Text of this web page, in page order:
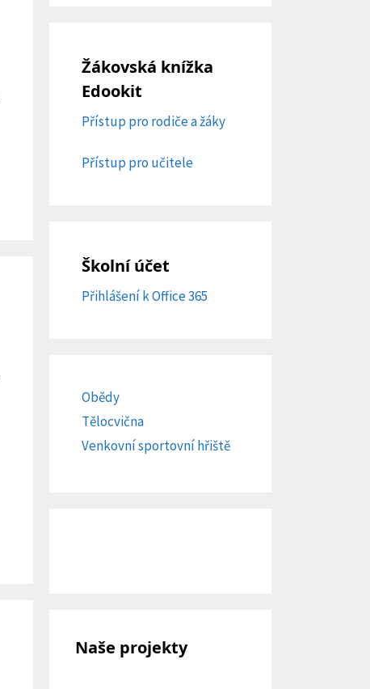
Žákovská knížka
Edookit
Přístup pro rodiče a žáky
Přístup pro učitele
Školní účet
Přihlášení k Office 365
Obědy
Tělocvična
Venkovní sportovní hřiště
Naše projekty